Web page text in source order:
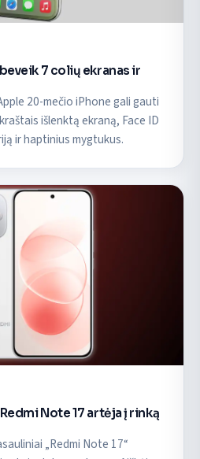
7 colių ekranas ir
20-mečio iPhone gali gauti
išlenktą ekraną, Face ID
ir haptinius mygtukus.
Note 17 artėja į rinką
„Redmi Note 17“